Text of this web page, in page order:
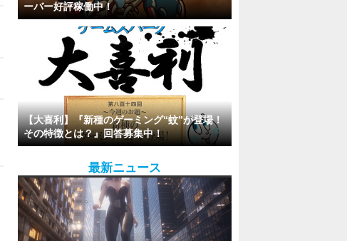
ーバー好評稼働中！
【大喜利】『新種のゲーミング“蚊”が登場！
その特徴とは？』回答募集中！
最新ニュース